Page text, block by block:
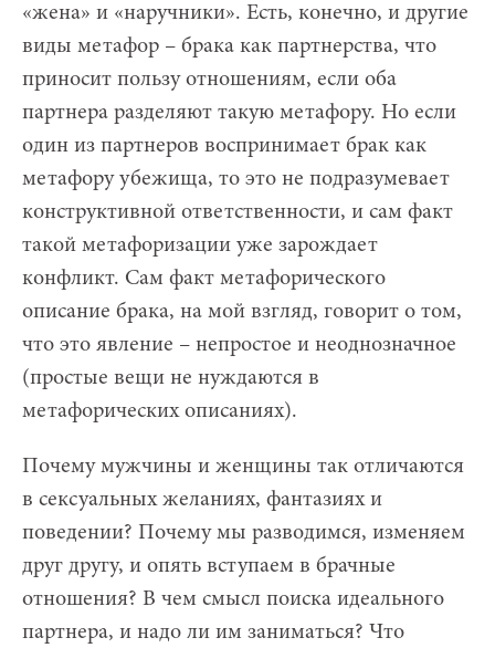
«жена» и «наручники». Есть, конечно, и другие
виды метафор – брака как партнерства, что
приносит пользу отношениям, если оба
партнера разделяют такую метафору. Но если
один из партнеров воспринимает брак как
метафору убежища, то это не подразумевает
конструктивной ответственности, и сам факт
такой метафоризации уже зарождает
конфликт. Сам факт метафорического
описание брака, на мой взгляд, говорит о том,
что это явление – непростое и неоднозначное
(простые вещи не нуждаются в
метафорических описаниях).
Почему мужчины и женщины так отличаются
в сексуальных желаниях, фантазиях и
поведении? Почему мы разводимся, изменяем
друг другу, и опять вступаем в брачные
отношения? В чем смысл поиска идеального
партнера, и надо ли им заниматься? Что